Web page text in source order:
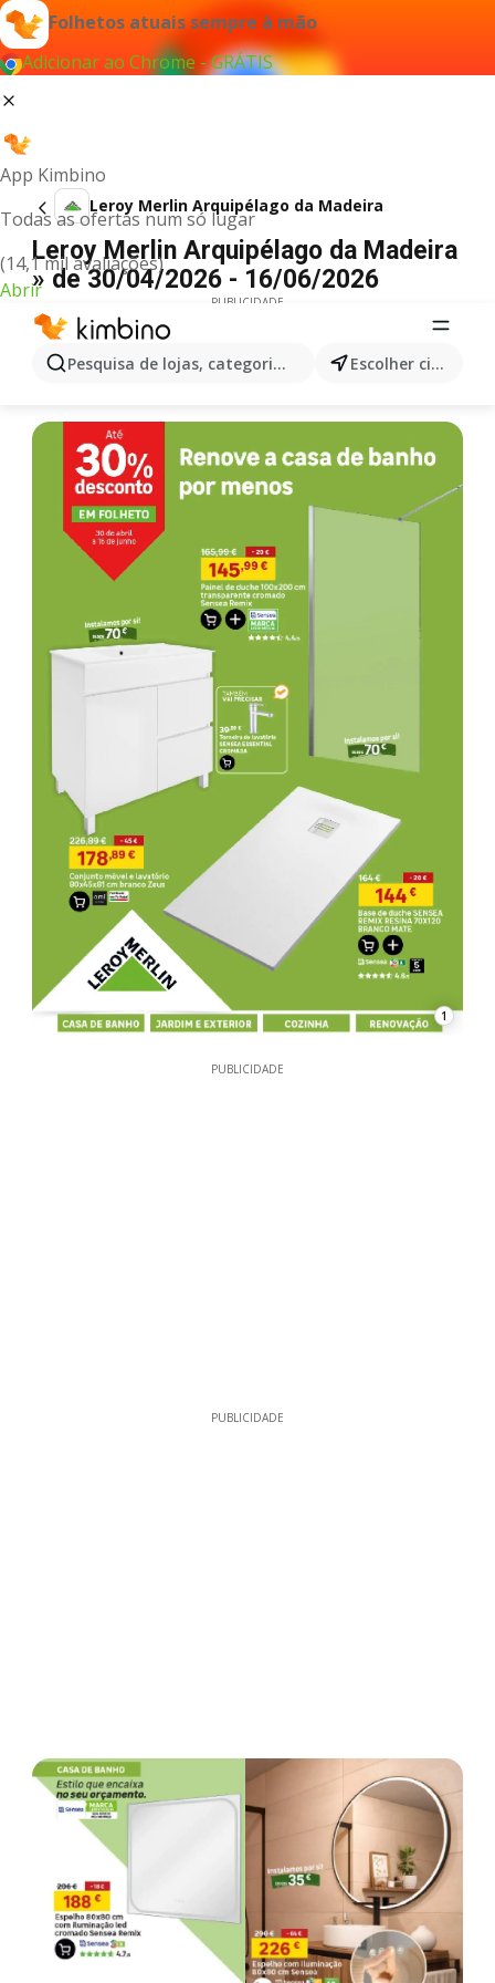
Folhetos atuais sempre à mão
Adicionar ao Chrome - GRÁTIS
App Kimbino
Todas as ofertas num só lugar
(14,1 mil avaliações)
Abrir
Pesquisa de lojas, categorias,produtos... Escolher cidade
Leroy Merlin Arquipélago da Madeira
Leroy Merlin Arquipélago da Madeira
» de 30/04/2026 - 16/06/2026
PUBLICIDADE
1
PUBLICIDADE
PUBLICIDADE